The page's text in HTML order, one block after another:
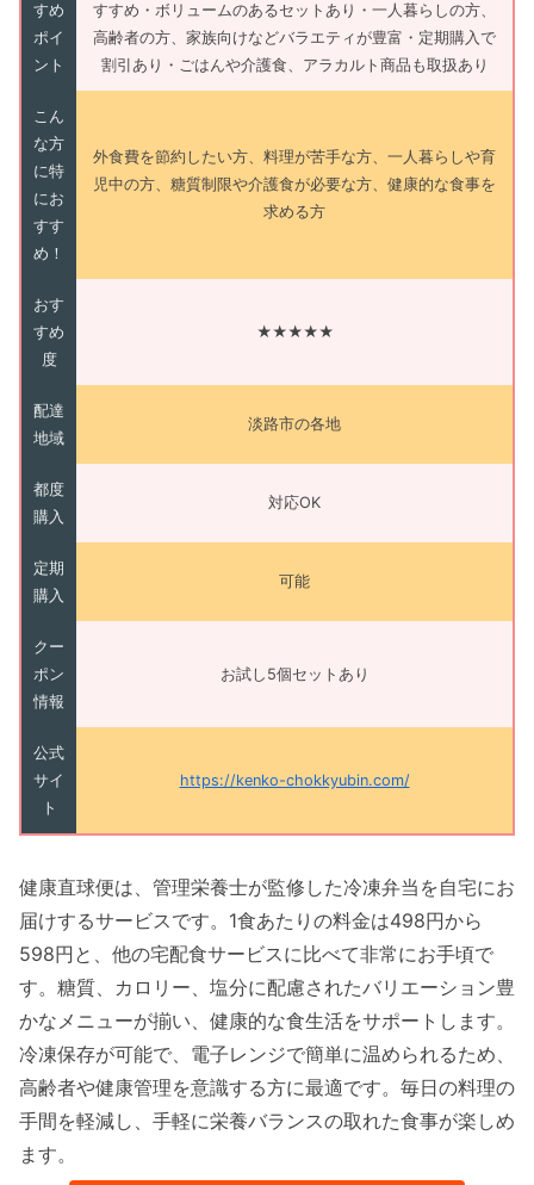
すめ
ポイ
ント
すすめ・ボリュームのあるセットあり・一人暮らしの方、
高齢者の方、家族向けなどバラエティが豊富・定期購入で
割引あり・ごはんや介護食、アラカルト商品も取扱あり
こん
な方
に特
にお
すす
め！
外食費を節約したい方、料理が苦手な方、一人暮らしや育
児中の方、糖質制限や介護食が必要な方、健康的な食事を
求める方
おす
すめ
度
★★★★★
配達
地域
淡路市の各地
都度
購入
対応OK
定期
購入
可能
クー
ポン
情報
お試し5個セットあり
公式
サイ
ト
https://kenko-chokkyubin.com/
健康直球便は、管理栄養士が監修した冷凍弁当を自宅にお
届けするサービスです。1食あたりの料金は498円から
598円と、他の宅配食サービスに比べて非常にお手頃で
す。糖質、カロリー、塩分に配慮されたバリエーション豊
かなメニューが揃い、健康的な食生活をサポートします。
冷凍保存が可能で、電子レンジで簡単に温められるため、
高齢者や健康管理を意識する方に最適です。毎日の料理の
手間を軽減し、手軽に栄養バランスの取れた食事が楽しめ
ます。